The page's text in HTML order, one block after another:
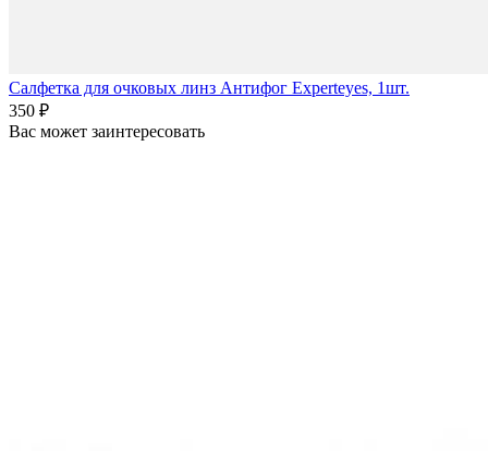
Салфетка для очковых линз Антифог Experteyes, 1шт.
350 ₽
Вас может заинтересовать